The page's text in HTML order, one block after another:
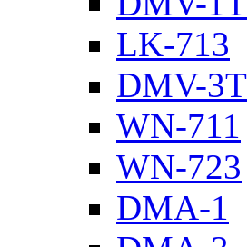
LK-713
DMV-3T
WN-711
WN-723
DMA-1